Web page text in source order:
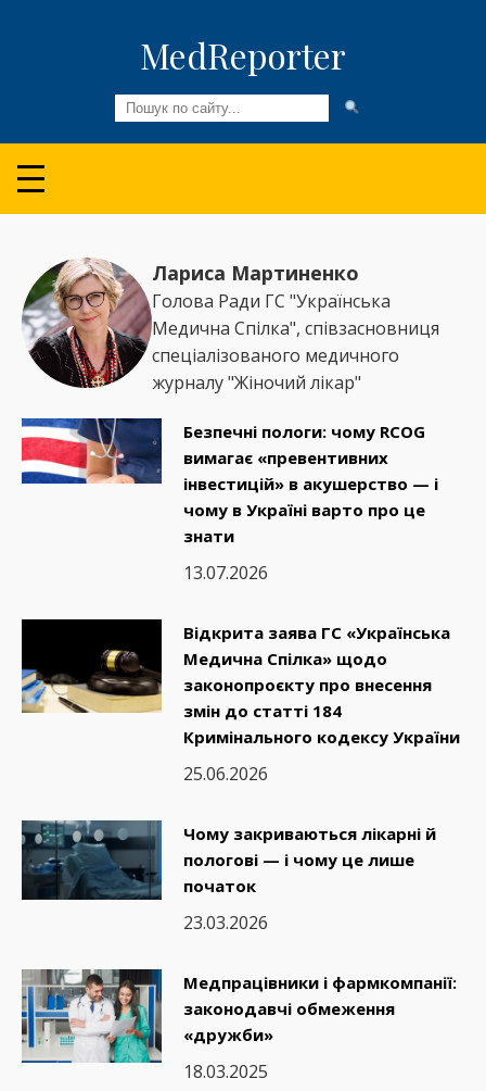
MedReporter
Всі новини
Огляди та Аналітика
Медспільнота
Колонки
Відео
Лариса Мартиненко
Голова Ради ГС "Українська
Медична Спілка", співзасновниця
спеціалізованого медичного
журналу "Жіночий лікар"
Безпечні пологи: чому RCOG
вимагає «превентивних
інвестицій» в акушерство — і
чому в Україні варто про це
знати
13.07.2026
Відкрита заява ГС «Українська
Медична Спілка» щодо
законопроєкту про внесення
змін до статті 184
Кримінального кодексу України
25.06.2026
Чому закриваються лікарні й
пологові — і чому це лише
початок
23.03.2026
Медпрацівники і фармкомпанії:
законодавчі обмеження
«дружби»
18.03.2025